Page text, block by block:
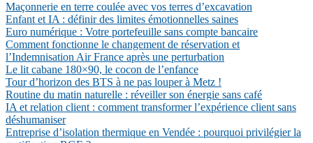
Maçonnerie en terre coulée avec vos terres d’excavation
Enfant et IA : définir des limites émotionnelles saines
Euro numérique : Votre portefeuille sans compte bancaire
Comment fonctionne le changement de réservation et
l’Indemnisation Air France après une perturbation
Le lit cabane 180×90, le cocon de l’enfance
Tour d’horizon des BTS à ne pas louper à Metz !
Routine du matin naturelle : réveiller son énergie sans café
IA et relation client : comment transformer l’expérience client sans
déshumaniser
Entreprise d’isolation thermique en Vendée : pourquoi privilégier la